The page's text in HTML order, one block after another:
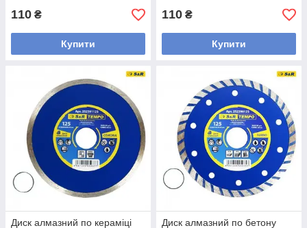
110 ₴
Купити
110 ₴
Купити
Диск алмазний по кераміці
Диск алмазний по бетону